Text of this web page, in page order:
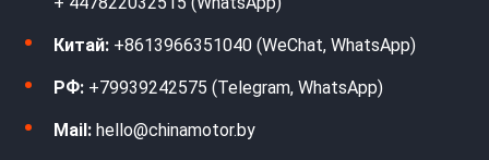
Китай: +8613966351040 (WeChat, WhatsApp)
РФ: +79939242575 (Telegram, WhatsApp)
Mail: hello@chinamotor.by